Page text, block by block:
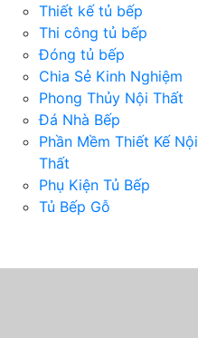
Thiết kế tủ bếp
Thi công tủ bếp
Đóng tủ bếp
Chia Sẻ Kinh Nghiệm
Phong Thủy Nội Thất
Đá Nhà Bếp
Phần Mềm Thiết Kế Nội
Thất
Phụ Kiện Tủ Bếp
Tủ Bếp Gỗ